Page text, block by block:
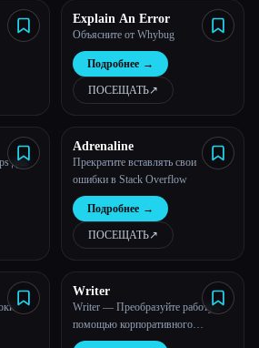
Explain An Error
Объясните от Whybug
Подробнее →
ПОСЕЩАТЬ↗︎
для
Adrenaline
Прекратите вставлять свои
ошибки в Stack Overflow
Подробнее →
ПОСЕЩАТЬ↗︎
Writer
Writer — Преобразуйте работу с
помощью корпоративного
генерирующего искусственного